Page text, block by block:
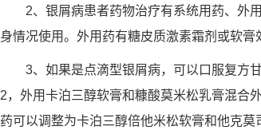
2、银屑病患者药物治疗有系统用药、外
身情况使用。外用药有糖皮质激素霜剂或软膏
3、如果是点滴型银屑病，可以口服复方
2，外用卡泊三醇软膏和糠酸莫米松乳膏混合
药可以调整为卡泊三醇倍他米松软膏和他克莫